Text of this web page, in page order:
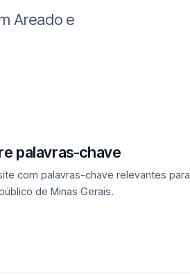
Areado e
palavras-chave
com palavras-chave relevantes para
de Minas Gerais.